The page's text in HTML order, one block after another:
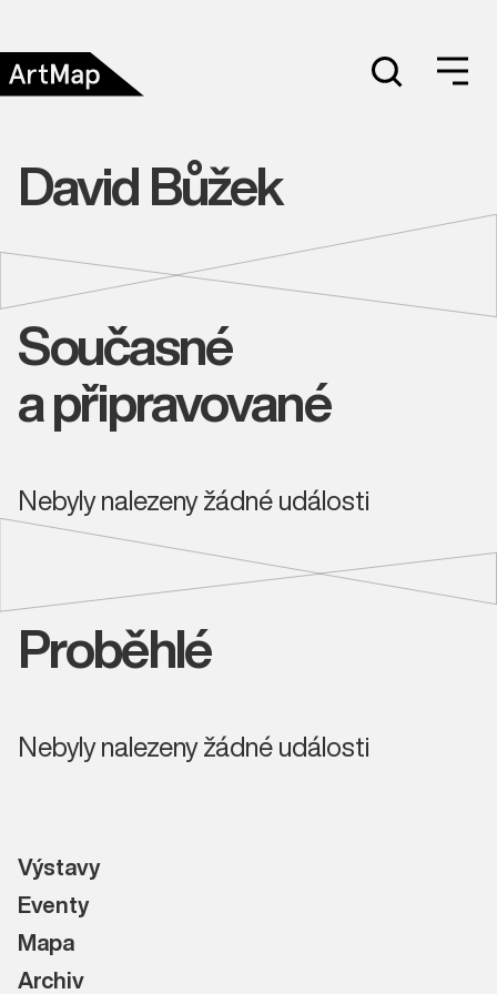
David Bůžek
Současné
a připravované
Nebyly nalezeny žádné události
Proběhlé
Nebyly nalezeny žádné události
Výstavy
Eventy
Mapa
Archiv